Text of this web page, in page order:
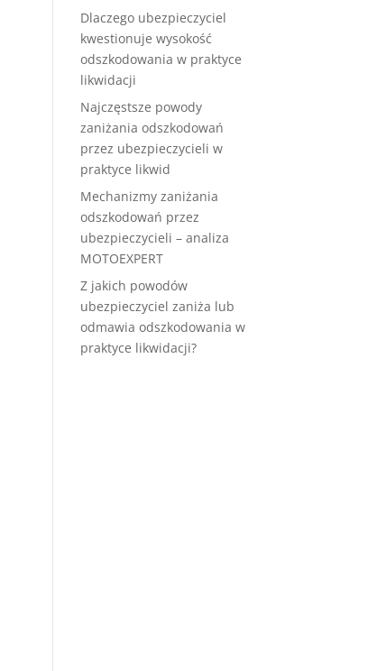
Dlaczego ubezpieczyciel
kwestionuje wysokość
odszkodowania w praktyce
likwidacji
Najczęstsze powody
zaniżania odszkodowań
przez ubezpieczycieli w
praktyce likwid
Mechanizmy zaniżania
odszkodowań przez
ubezpieczycieli – analiza
MOTOEXPERT
Z jakich powodów
ubezpieczyciel zaniża lub
odmawia odszkodowania w
praktyce likwidacji?